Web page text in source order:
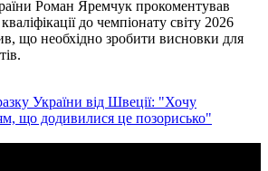
Роман Яремчук прокоментував
до чемпіонату світу 2026
що необхідно зробити висновки для
України від Швеції: "Хочу
що додивилися це позорисько"